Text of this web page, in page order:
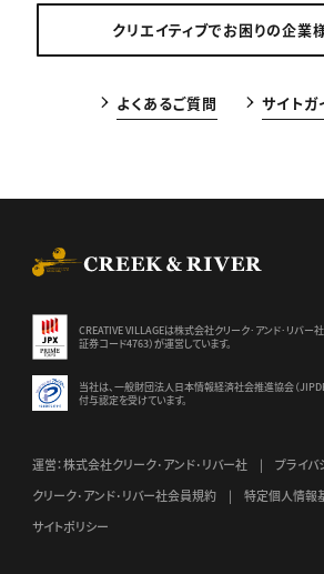
クリエイティブでお困りの企業
よくあるご質問 サイトガ
CREATIVE VILLAGEは株式会社クリーク･アンド･リバー
証券コード4763）が運営しています。
当社は、一般財団法人日本情報経済社会推進協会（
付与認定を受けています。
運営：株式会社クリーク･アンド･リバー社
プライバ
クリーク･アンド･リバー社会員規約
特定個人情報
サイトポリシー